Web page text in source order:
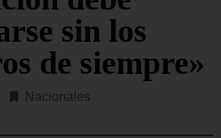
sin los
de siempre»
Nacionales